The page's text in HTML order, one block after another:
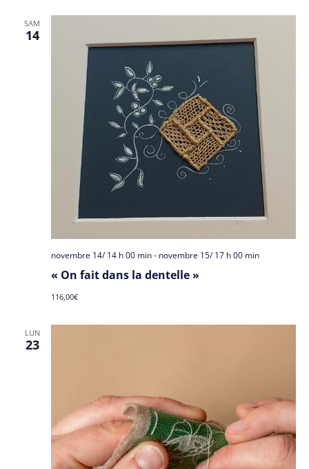
SAM
14
« On fait dans la dentelle »
novembre 14/ 14 h 00 min- novembre 15/ 17 h 00 min
116,00€
LUN
23